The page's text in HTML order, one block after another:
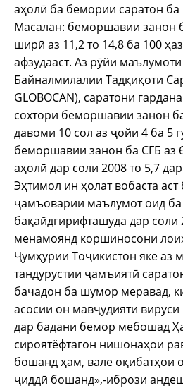
аҳолӣ ба бемории саратон ба
Масалан: беморшавии занон
ширӣ аз 11,2 то 14,8 ба 100
афзудааст. Аз рӯйи
Байналмилалии Тадқиқоти
GLOBOCAN), саратони
сохтори беморшавии занон
давоми 10 сол аз ҷойи 4 ба 5
беморшавии занон ба СГБ аз
аҳолӣ дар соли 2008 то 5,7
Эҳтимол ин ҳолат вобаста аст
ҷамъоварии маълумот оид ба
бақайдгирифташуда дар соли
менамоянд коршиносони
Ҷумҳурии Тоҷикистон яке аз
тандурустии ҷамъиятӣ
бачадон ба шумор меравад,
асосии он мавҷудияти
дар бадани бемор мебошад
сироятёфтагон нишонаҳои
бошанд ҳам, вале оқибатҳои
ҷиддӣ бошанд»,-ибрози